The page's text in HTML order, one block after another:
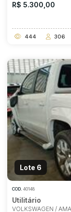
R$ 5.300,00
444 306
Lote 6
COD. 40148
Utilitário
VOLKSWAGEN /